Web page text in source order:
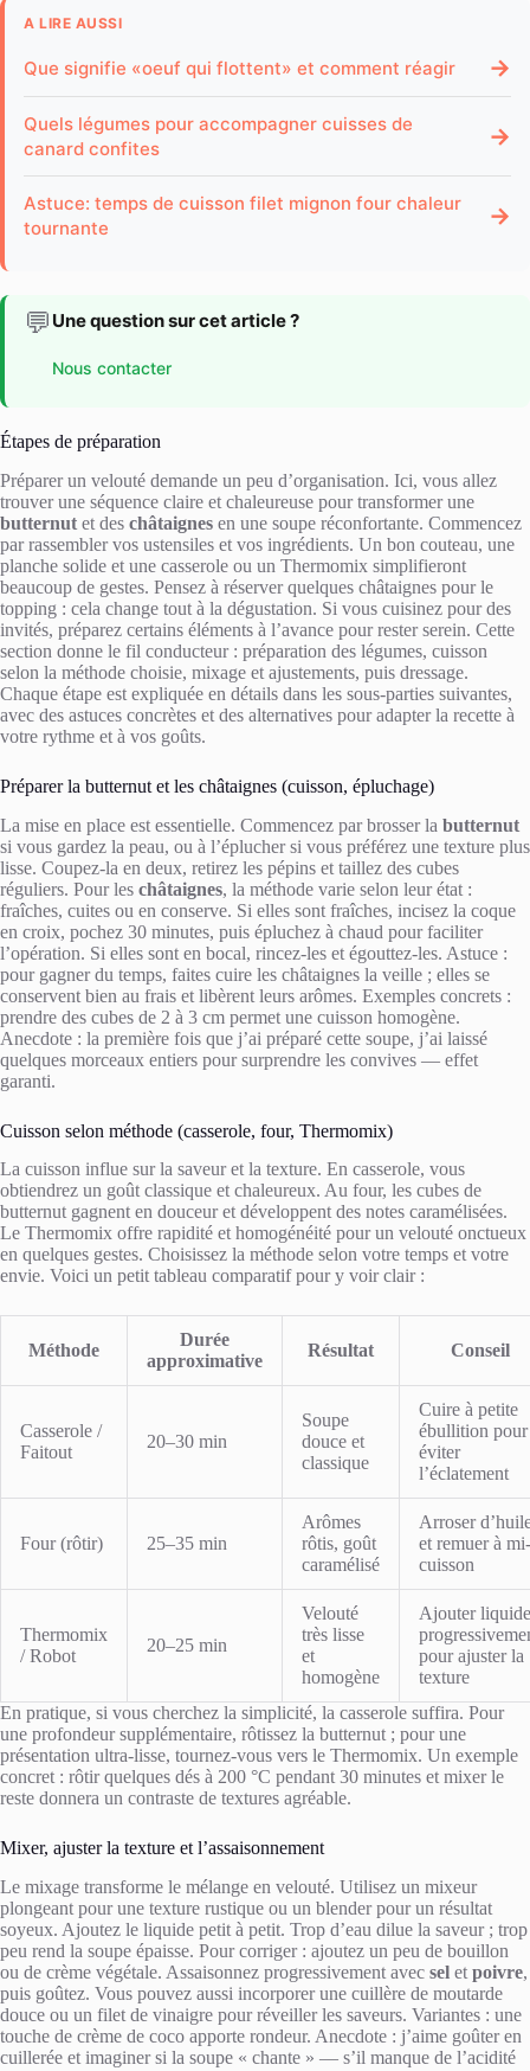
A LIRE AUSSI
Que signifie «oeuf qui flottent» et comment réagir →
Quels légumes pour accompagner cuisses de
canard confites
→
Astuce: temps de cuisson filet mignon four chaleur
tournante
→
💬 Une question sur cet article ?
Nous contacter
Étapes de préparation
Préparer un velouté demande un peu d’organisation. Ici, vous allez
trouver une séquence claire et chaleureuse pour transformer une
butternut et des châtaignes en une soupe réconfortante. Commencez
par rassembler vos ustensiles et vos ingrédients. Un bon couteau, une
planche solide et une casserole ou un Thermomix simplifieront
beaucoup de gestes. Pensez à réserver quelques châtaignes pour le
topping : cela change tout à la dégustation. Si vous cuisinez pour des
invités, préparez certains éléments à l’avance pour rester serein. Cette
section donne le fil conducteur : préparation des légumes, cuisson
selon la méthode choisie, mixage et ajustements, puis dressage.
Chaque étape est expliquée en détails dans les sous-parties suivantes,
avec des astuces concrètes et des alternatives pour adapter la recette à
votre rythme et à vos goûts.
Préparer la butternut et les châtaignes (cuisson, épluchage)
La mise en place est essentielle. Commencez par brosser la butternut
si vous gardez la peau, ou à l’éplucher si vous préférez une texture plus
lisse. Coupez-la en deux, retirez les pépins et taillez des cubes
réguliers. Pour les châtaignes, la méthode varie selon leur état :
fraîches, cuites ou en conserve. Si elles sont fraîches, incisez la coque
en croix, pochez 30 minutes, puis épluchez à chaud pour faciliter
l’opération. Si elles sont en bocal, rincez-les et égouttez-les. Astuce :
pour gagner du temps, faites cuire les châtaignes la veille ; elles se
conservent bien au frais et libèrent leurs arômes. Exemples concrets :
prendre des cubes de 2 à 3 cm permet une cuisson homogène.
Anecdote : la première fois que j’ai préparé cette soupe, j’ai laissé
quelques morceaux entiers pour surprendre les convives — effet
garanti.
Cuisson selon méthode (casserole, four, Thermomix)
La cuisson influe sur la saveur et la texture. En casserole, vous
obtiendrez un goût classique et chaleureux. Au four, les cubes de
butternut gagnent en douceur et développent des notes caramélisées.
Le Thermomix offre rapidité et homogénéité pour un velouté onctueux
en quelques gestes. Choisissez la méthode selon votre temps et votre
envie. Voici un petit tableau comparatif pour y voir clair :
Méthode
Durée
approximative
Résultat Conseil
Casserole /
Faitout
20–30 min
Soupe
douce et
classique
Cuire à petite
ébullition pour
éviter
l’éclatement
Four (rôtir) 25–35 min
Arômes
rôtis, goût
caramélisé
Arroser
et remuer à mi-
cuisson
Thermomix
/ Robot
20–25 min
Velouté
très lisse
et
homogène
Ajouter liquide
pour ajuster la
texture
En pratique, si vous cherchez la simplicité, la casserole suffira. Pour
une profondeur supplémentaire, rôtissez la butternut ; pour une
présentation ultra-lisse, tournez-vous vers le Thermomix. Un exemple
concret : rôtir quelques dés à 200 °C pendant 30 minutes et mixer le
reste donnera un contraste de textures agréable.
Mixer, ajuster la texture et l’assaisonnement
Le mixage transforme le mélange en velouté. Utilisez un mixeur
plongeant pour une texture rustique ou un blender pour un résultat
soyeux. Ajoutez le liquide petit à petit. Trop d’eau dilue la saveur ; trop
peu rend la soupe épaisse. Pour corriger : ajoutez un peu de bouillon
ou de crème végétale. Assaisonnez progressivement avec sel et poivre,
puis goûtez. Vous pouvez aussi incorporer une cuillère de moutarde
douce ou un filet de vinaigre pour réveiller les saveurs. Variantes : une
touche de crème de coco apporte rondeur. Anecdote : j’aime goûter en
cuillerée et imaginer si la soupe « chante » — s’il manque de l’acidité